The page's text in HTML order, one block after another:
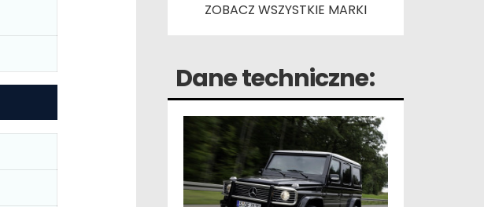
ZOBACZ WSZYSTKIE MARKI
Dane techniczne: